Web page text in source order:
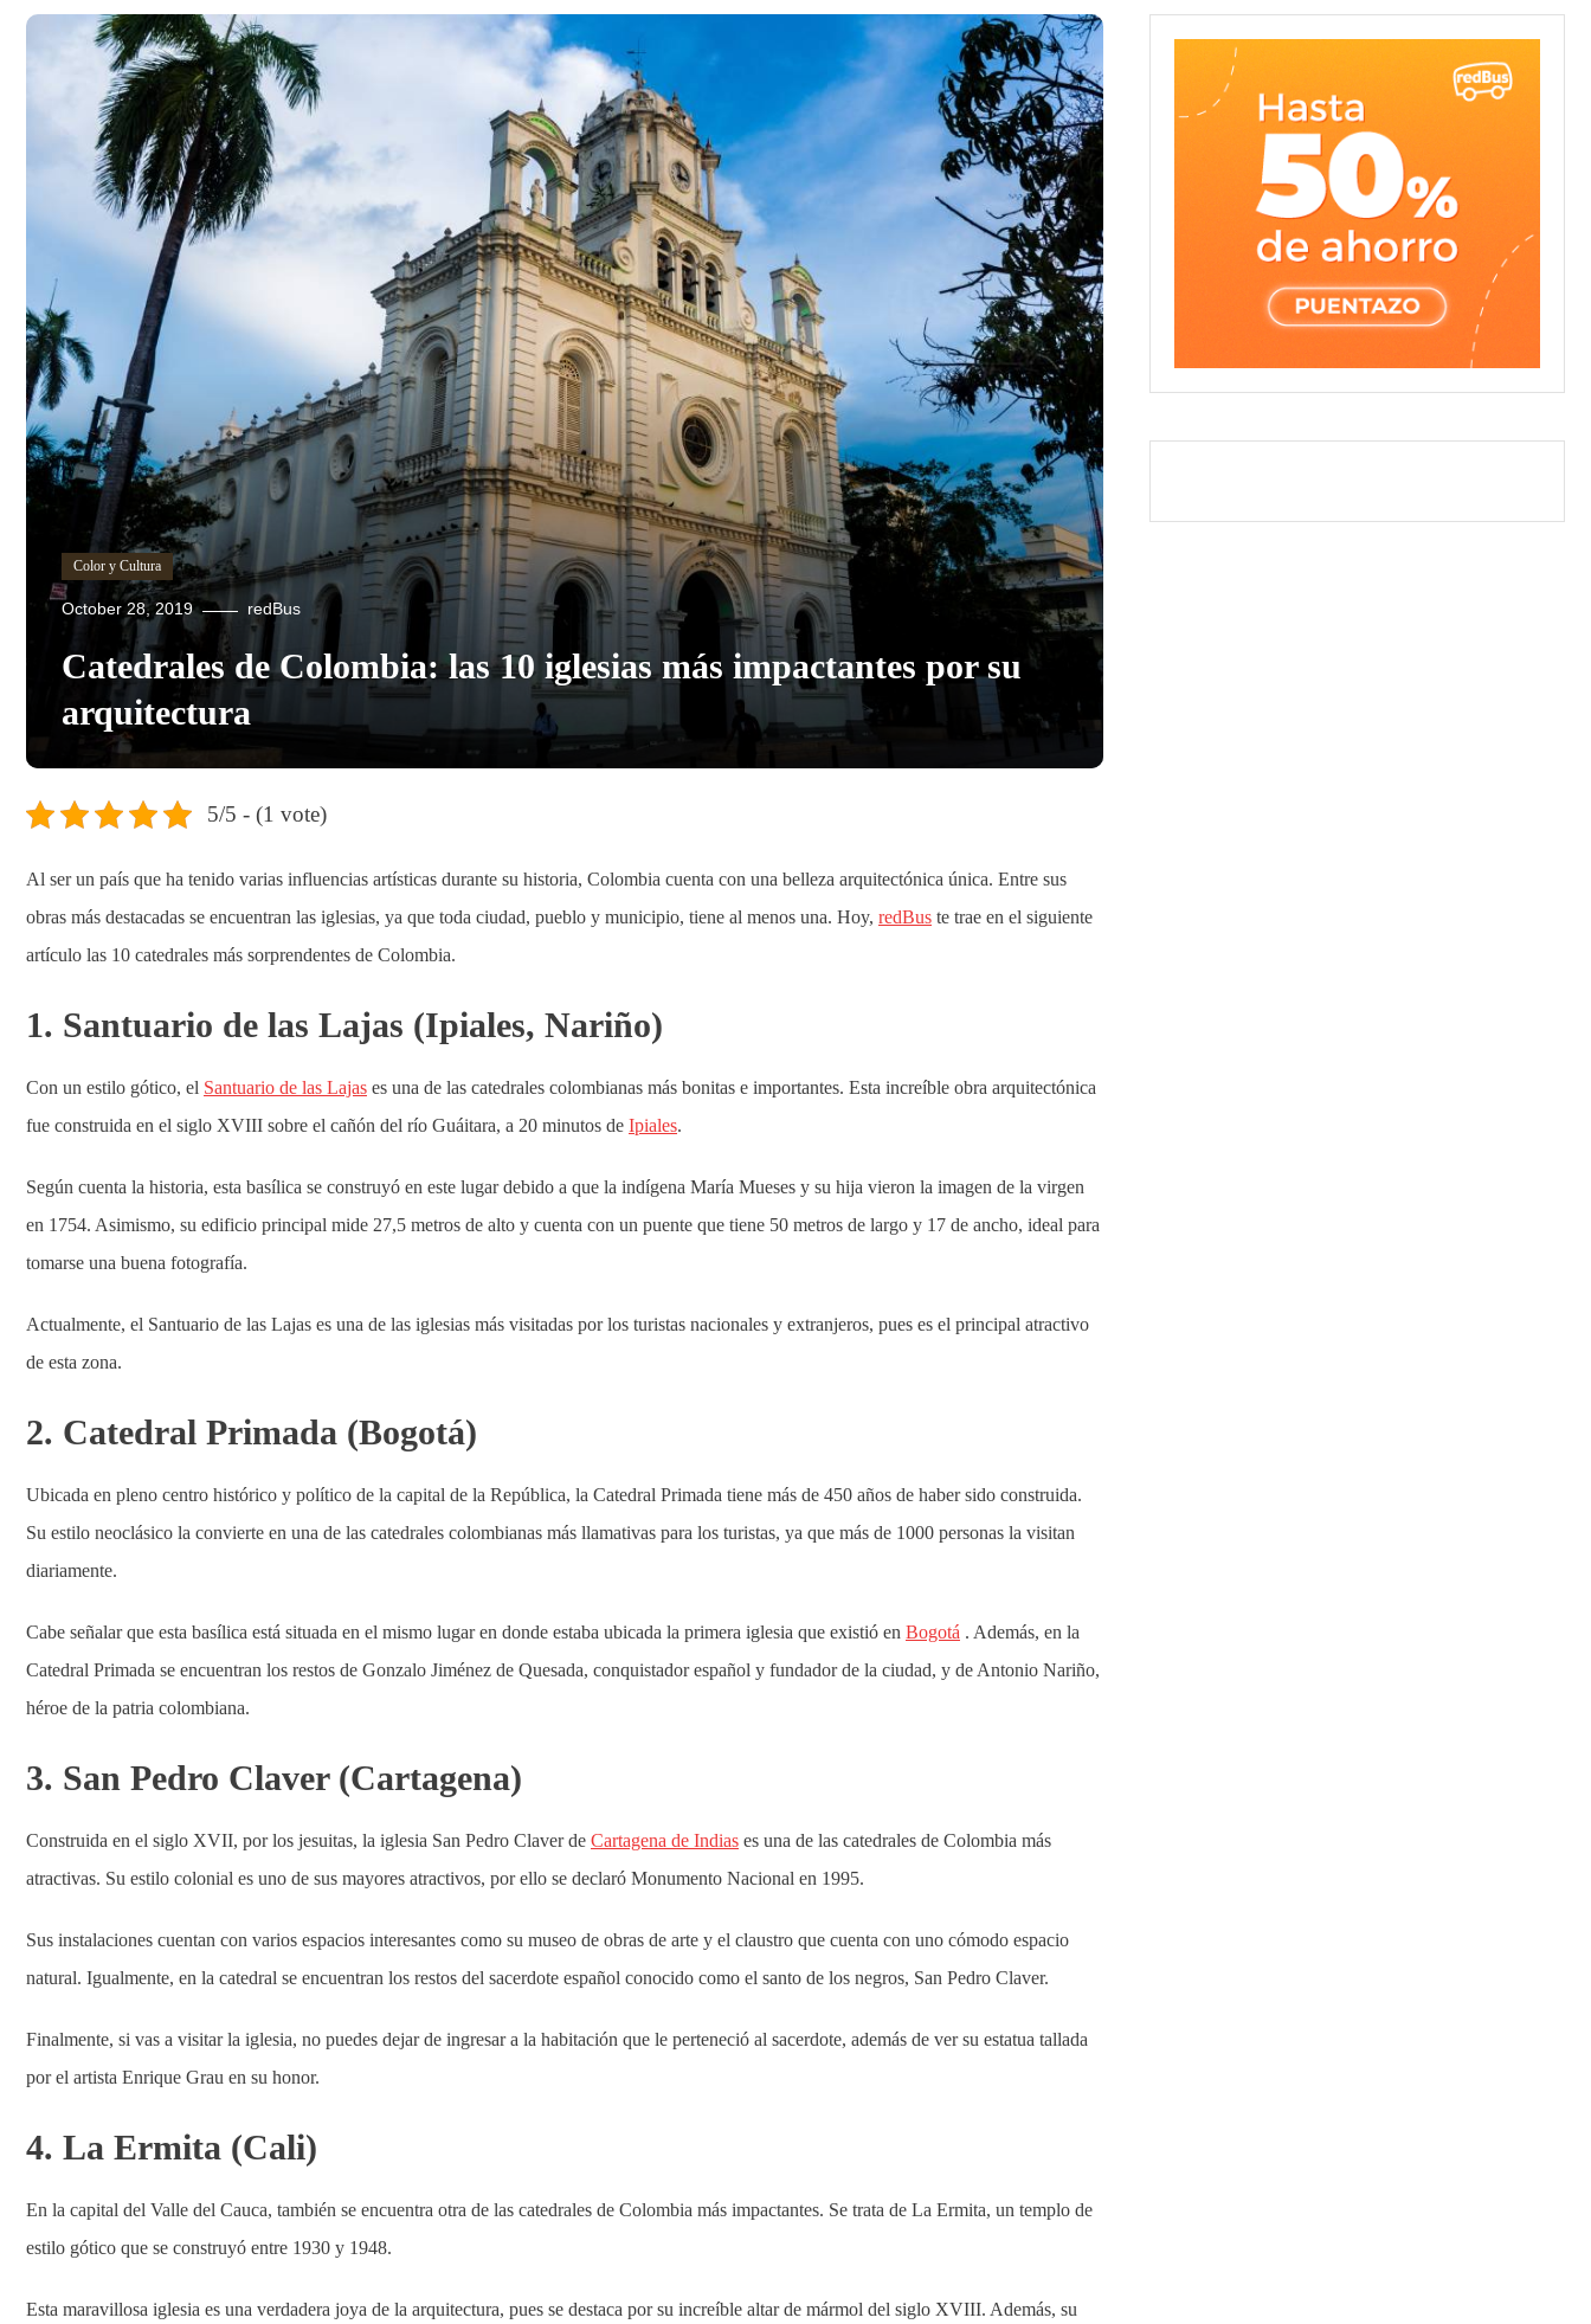
Color y Cultura
October 28, 2019 redBus
Catedrales de Colombia: las 10 iglesias más impactantes por su
arquitectura
5/5 - (1 vote)
Al ser un país que ha tenido varias influencias artísticas durante su historia, Colombia cuenta con una belleza arquitectónica única. Entre sus
obras más destacadas se encuentran las iglesias, ya que toda ciudad, pueblo y municipio, tiene al menos una. Hoy, redBus te trae en el siguiente
artículo las 10 catedrales más sorprendentes de Colombia.
1. Santuario de las Lajas (Ipiales, Nariño)
Con un estilo gótico, el Santuario de las Lajas es una de las catedrales colombianas más bonitas e importantes. Esta increíble obra arquitectónica
fue construida en el siglo XVIII sobre el cañón del río Guáitara, a 20 minutos de Ipiales.
Según cuenta la historia, esta basílica se construyó en este lugar debido a que la indígena María Mueses y su hija vieron la imagen de la virgen
en 1754. Asimismo, su edificio principal mide 27,5 metros de alto y cuenta con un puente que tiene 50 metros de largo y 17 de ancho, ideal para
tomarse una buena fotografía.
Actualmente, el Santuario de las Lajas es una de las iglesias más visitadas por los turistas nacionales y extranjeros, pues es el principal atractivo
de esta zona.
2. Catedral Primada (Bogotá)
Ubicada en pleno centro histórico y político de la capital de la República, la Catedral Primada tiene más de 450 años de haber sido construida.
Su estilo neoclásico la convierte en una de las catedrales colombianas más llamativas para los turistas, ya que más de 1000 personas la visitan
diariamente.
Cabe señalar que esta basílica está situada en el mismo lugar en donde estaba ubicada la primera iglesia que existió en Bogotá . Además, en la
Catedral Primada se encuentran los restos de Gonzalo Jiménez de Quesada, conquistador español y fundador de la ciudad, y de Antonio Nariño,
héroe de la patria colombiana.
3. San Pedro Claver (Cartagena)
Construida en el siglo XVII, por los jesuitas, la iglesia San Pedro Claver de Cartagena de Indias es una de las catedrales de Colombia más
atractivas. Su estilo colonial es uno de sus mayores atractivos, por ello se declaró Monumento Nacional en 1995.
Sus instalaciones cuentan con varios espacios interesantes como su museo de obras de arte y el claustro que cuenta con uno cómodo espacio
natural. Igualmente, en la catedral se encuentran los restos del sacerdote español conocido como el santo de los negros, San Pedro Claver.
Finalmente, si vas a visitar la iglesia, no puedes dejar de ingresar a la habitación que le perteneció al sacerdote, además de ver su estatua tallada
por el artista Enrique Grau en su honor.
4. La Ermita (Cali)
En la capital del Valle del Cauca, también se encuentra otra de las catedrales de Colombia más impactantes. Se trata de La Ermita, un templo de
estilo gótico que se construyó entre 1930 y 1948.
Esta maravillosa iglesia es una verdadera joya de la arquitectura, pues se destaca por su increíble altar de mármol del siglo XVIII. Además, su